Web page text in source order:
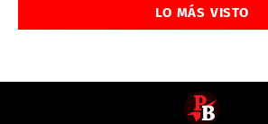
LO MÁS VISTO